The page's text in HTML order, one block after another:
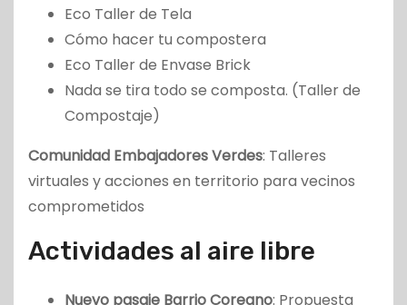
Eco Taller de Tela
Cómo hacer tu compostera
Eco Taller de Envase Brick
Nada se tira todo se composta. (Taller de
Compostaje)
Comunidad Embajadores Verdes: Talleres
virtuales y acciones en territorio para vecinos
comprometidos
Actividades al aire libre
Nuevo pasaje Barrio Coreano: Propuesta